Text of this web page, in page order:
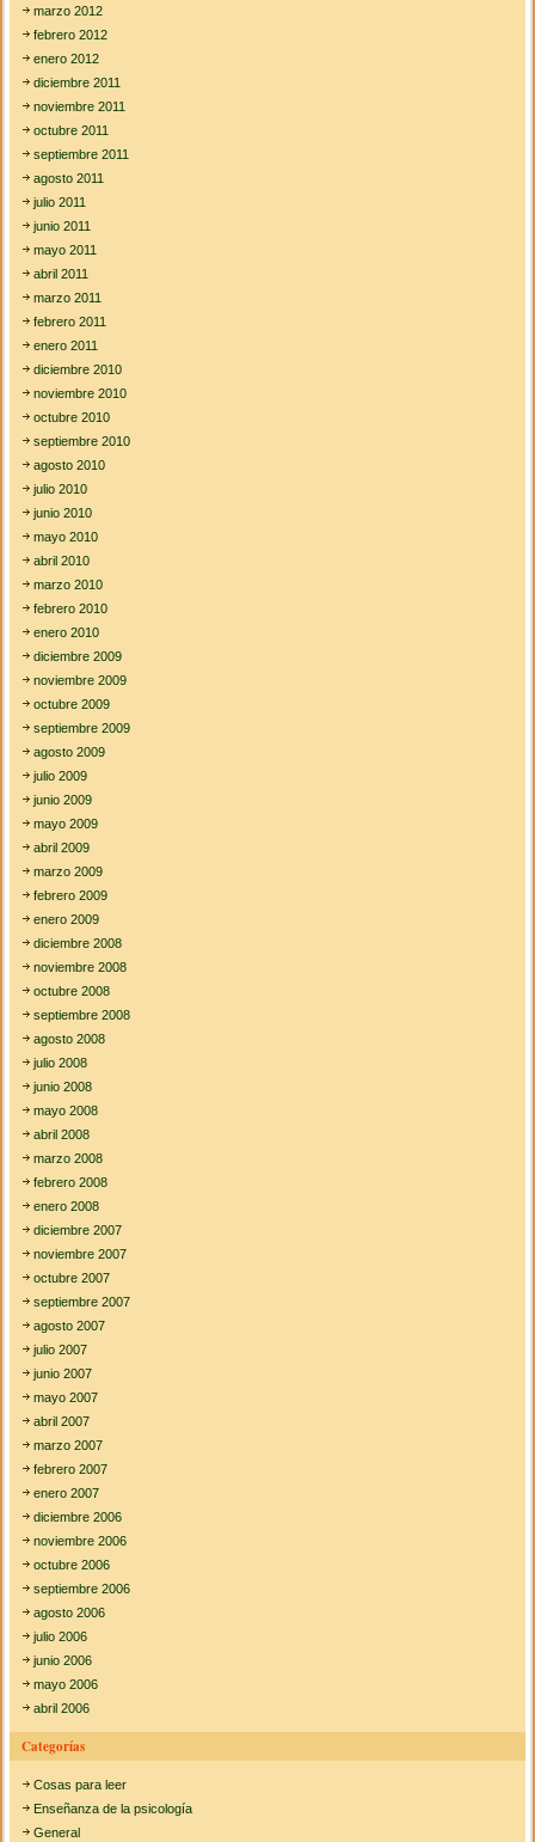
marzo 2012
febrero 2012
enero 2012
diciembre 2011
noviembre 2011
octubre 2011
septiembre 2011
agosto 2011
julio 2011
junio 2011
mayo 2011
abril 2011
marzo 2011
febrero 2011
enero 2011
diciembre 2010
noviembre 2010
octubre 2010
septiembre 2010
agosto 2010
julio 2010
junio 2010
mayo 2010
abril 2010
marzo 2010
febrero 2010
enero 2010
diciembre 2009
noviembre 2009
octubre 2009
septiembre 2009
agosto 2009
julio 2009
junio 2009
mayo 2009
abril 2009
marzo 2009
febrero 2009
enero 2009
diciembre 2008
noviembre 2008
octubre 2008
septiembre 2008
agosto 2008
julio 2008
junio 2008
mayo 2008
abril 2008
marzo 2008
febrero 2008
enero 2008
diciembre 2007
noviembre 2007
octubre 2007
septiembre 2007
agosto 2007
julio 2007
junio 2007
mayo 2007
abril 2007
marzo 2007
febrero 2007
enero 2007
diciembre 2006
noviembre 2006
octubre 2006
septiembre 2006
agosto 2006
julio 2006
junio 2006
mayo 2006
abril 2006
Categorías
Cosas para leer
Enseñanza de la psicología
General